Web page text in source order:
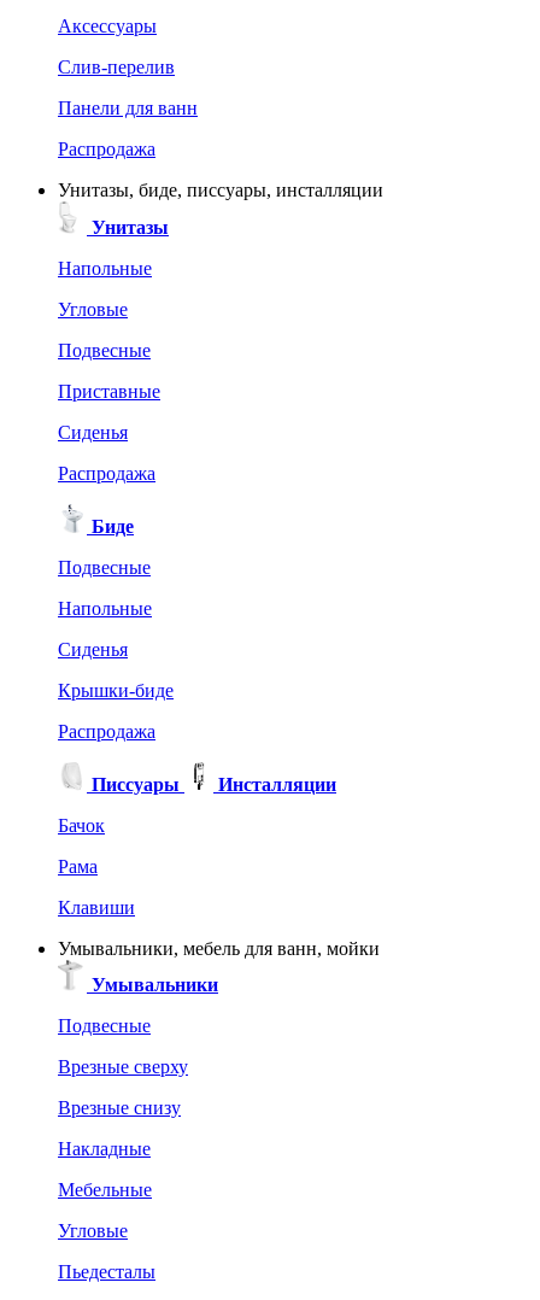
Аксессуары
Слив-перелив
Панели для ванн
Распродажа
Унитазы, биде, писсуары, инсталляции
Унитазы
Напольные
Угловые
Подвесные
Приставные
Сиденья
Распродажа
Биде
Подвесные
Напольные
Сиденья
Крышки-биде
Распродажа
Писсуары
Инсталляции
Бачок
Рама
Клавиши
Умывальники, мебель для ванн, мойки
Умывальники
Подвесные
Врезные сверху
Врезные снизу
Накладные
Мебельные
Угловые
Пьедесталы